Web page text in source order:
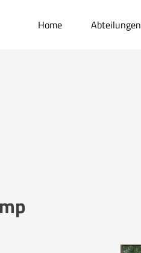
Home Abteilungen